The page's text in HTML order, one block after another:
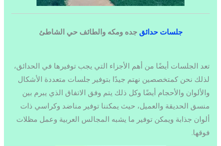
جلسات حدائق جده ومكه والطائف حي الشاطئ
تعد الجلسات أيضًا من أهم الأجزاء التي يجب توفيرها في الحدائق،
لذلك نحن كمتخصصين نهتم جيدًا بتوفير جلسات متعددة الأشكال
والألوان والأحجام أيضًا وكل ذلك يتم وفق الاتفاق الذي يبرم بين
منسق الحديقة والعميل، حيث يمكننا توفير مناضد وكراسي ذات
ألوان جذابة ويمكن توفير ما يشبه المجالس العربية وعمل مظلات
فوقها.